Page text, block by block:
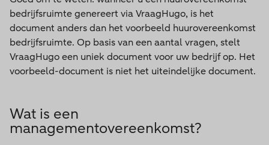
bedrijfsruimte genereert via VraagHugo, is het
document anders dan het voorbeeld huurovereenkomst
bedrijfsruimte. Op basis van een aantal vragen, stelt
VraagHugo een uniek document voor uw bedrijf op. Het
voorbeeld-document is niet het uiteindelijke document.
Wat is een
managementovereenkomst?